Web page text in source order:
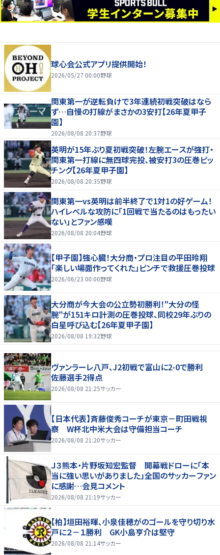
球心会公式アプリ提供開始！
2026/05/27 00:00野球
関東第一が逆転負けで3年連続初戦突破はなら
ず…自慢の打線がまさかの3安打【26年夏甲子
園】
2026/08/08 20:37野球
英明が15年ぶり夏初戦突破！左腕エースが強打・
関東第一打線に無四球完投、被安打3の圧巻ピッ
チング【26年夏甲子園】
2026/08/08 20:35野球
関東第一vs英明は前半終了で1対1の好ゲーム！
ハイレベルな攻防に「1回戦で当たるのはもったい
ない」とファン感嘆
2026/08/08 20:04野球
【甲子園】強心臓！大分商・プロ注目の平田玲翔
「楽しい場面作ってくれた」ピンチで救援圧巻投球
2026/06/23 00:00野球
大分商が今大会の公立勢初勝利！"大分の怪
腕"が151キロ計測の圧巻投球、同校29年ぶりの
白星呼び込む【26年夏甲子園】
2026/08/08 19:32野球
ヴァンラーレ八戸、J2初戦で富山に2-0で勝利
佐藤選手2得点
2026/08/08 21:25サッカー
【日本代表】斉藤俊秀コーチが東京－町田戦視
察 W杯北中米大会は守備担当コーチ
2026/08/08 21:20サッカー
Ｊ３熊本・片野坂知宏監督 開幕戦ドローに「本
当に強い思いがありました」全国のサッカーファン
に感謝…会見コメント
2026/08/08 21:19サッカー
【柏】垣田裕暉、小泉佳穂がのゴールを守り切り水
戸に２－１勝利 GK小島亨介は堅守
2026/08/08 21:14サッカー